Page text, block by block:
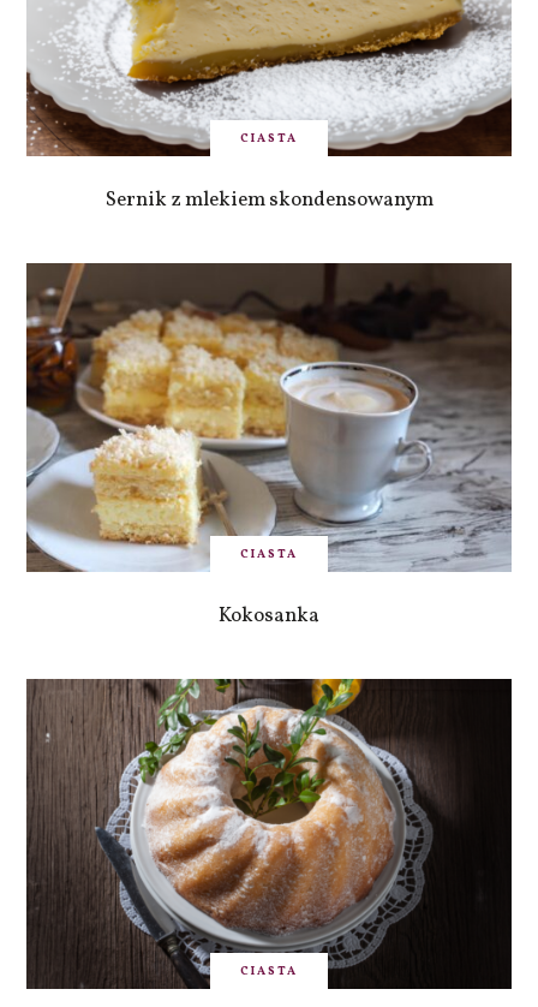
CIASTA
Sernik z mlekiem skondensowanym
CIASTA
Kokosanka
CIASTA